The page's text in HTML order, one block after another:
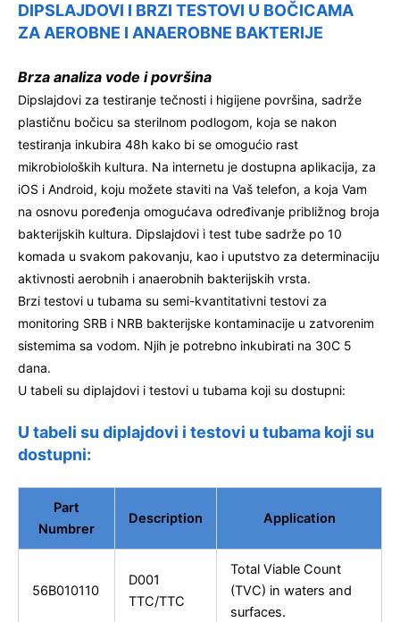
DIPSLAJDOVI I BRZI TESTOVI U BOČICAMA
ZA AEROBNE I ANAEROBNE BAKTERIJE
Brza analiza vode i površina
Dipslajdovi za testiranje tečnosti i higijene površina, sadrže
plastičnu bočicu sa sterilnom podlogom, koja se nakon
testiranja inkubira 48h kako bi se omogućio rast
mikrobioloških kultura. Na internetu je dostupna aplikacija, za
iOS i Android, koju možete staviti na Vaš telefon, a koja Vam
na osnovu poređenja omogućava određivanje približnog broja
bakterijskih kultura. Dipslajdovi i test tube sadrže po 10
komada u svakom pakovanju, kao i uputstvo za determinaciju
aktivnosti aerobnih i anaerobnih bakterijskih vrsta.
Brzi testovi u tubama su semi-kvantitativni testovi za
monitoring SRB i NRB bakterijske kontaminacije u zatvorenim
sistemima sa vodom. Njih je potrebno inkubirati na 30C 5
dana.
U tabeli su diplajdovi i testovi u tubama koji su dostupni:
U tabeli su diplajdovi i testovi u tubama koji su
dostupni:
Part
Numbrer
Description Application
56B010110
D001
TTC/TTC
Total Viable Count
(TVC) in waters and
surfaces.